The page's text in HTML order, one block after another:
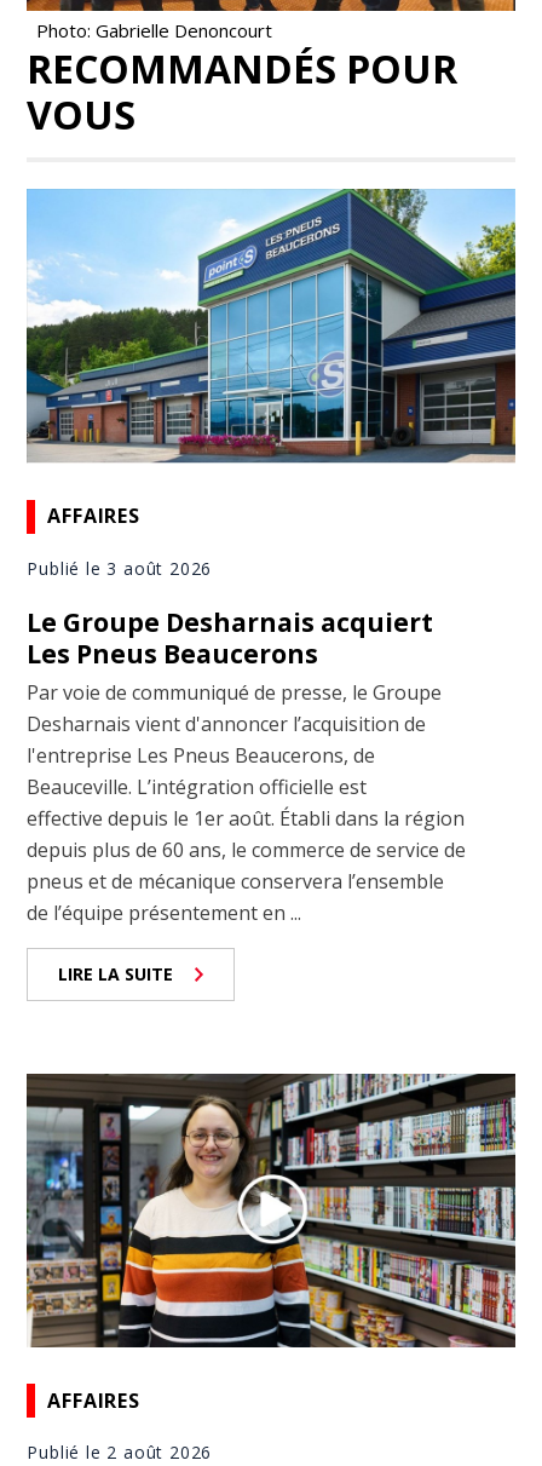
Photo: Gabrielle Denoncourt
RECOMMANDÉS POUR
VOUS
AFFAIRES
Publié le 3 août 2026
Le Groupe Desharnais acquiert
Les Pneus Beaucerons
Par voie de communiqué de presse, le Groupe
Desharnais vient d'annoncer l’acquisition de
l'entreprise Les Pneus Beaucerons, de
Beauceville. L’intégration officielle est
effective depuis le 1er août. Établi dans la région
depuis plus de 60 ans, le commerce de service de
pneus et de mécanique conservera l’ensemble
de l’équipe présentement en ...
LIRE LA SUITE
AFFAIRES
Publié le 2 août 2026